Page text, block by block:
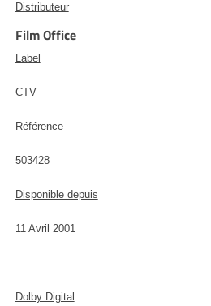
Distributeur
Film Office
Label
CTV
Référence
503428
Disponible depuis
11 Avril 2001
Dolby Digital